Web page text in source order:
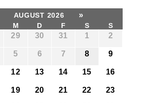
AUGUST 2026 »
M D F S S
29 30 31 1 2
5 6 7 8 9
12 13 14 15 16
19 20 21 22 23